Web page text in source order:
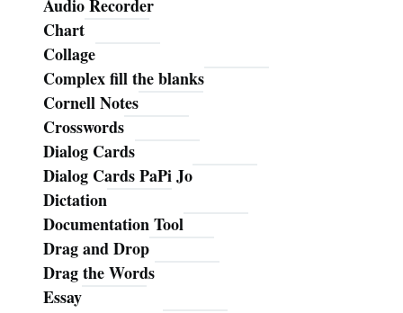
Audio Recorder
Chart
Collage
Complex fill the blanks
Cornell Notes
Crosswords
Dialog Cards
Dialog Cards PaPi Jo
Dictation
Documentation Tool
Drag and Drop
Drag the Words
Essay